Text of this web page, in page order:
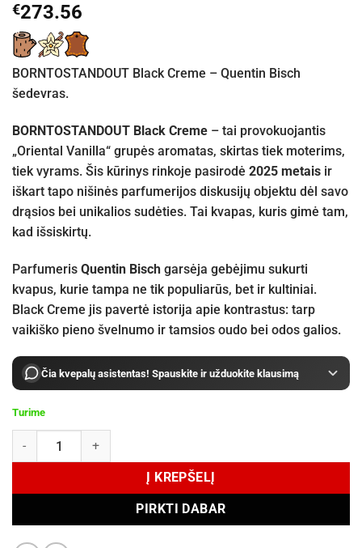
€273.56
BORNTOSTANDOUT Black Creme – Quentin Bisch
šedevras.
BORNTOSTANDOUT Black Creme – tai provokuojantis
„Oriental Vanilla“ grupės aromatas, skirtas tiek moterims,
tiek vyrams. Šis kūrinys rinkoje pasirodė 2025 metais ir
iškart tapo nišinės parfumerijos diskusijų objektu dėl savo
drąsios bei unikalios sudėties. Tai kvapas, kuris gimė tam,
kad išsiskirtų.
Parfumeris Quentin Bisch garsėja gebėjimu sukurti
kvapus, kurie tampa ne tik populiarūs, bet ir kultiniai.
Black Creme jis pavertė istorija apie kontrastus: tarp
vaikiško pieno švelnumo ir tamsios oudo bei odos galios.
Čia kvepalų asistentas! Spauskite ir užduokite klausimą
Turime
produkto kiekis: BORNTOSTANDOUT Black Creme Extrait de
Į KREPŠELĮ
PIRKTI DABAR